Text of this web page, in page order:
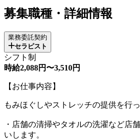
募集職種・詳細情報
業務委託契約
セラピスト
シフト制
時給2,088円〜3,510円
【お仕事内容】
もみほぐしやストレッチの提供を行
・店舗の清掃やタオルの洗濯など店
いします。